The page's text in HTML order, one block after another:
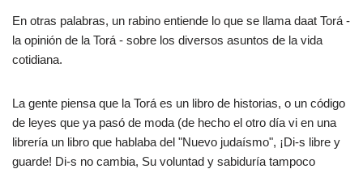
En otras palabras, un rabino entiende lo que se llama daat Torá -
la opinión de la Torá - sobre los diversos asuntos de la vida
cotidiana.
La gente piensa que la Torá es un libro de historias, o un código
de leyes que ya pasó de moda (de hecho el otro día vi en una
librería un libro que hablaba del "Nuevo judaísmo", ¡Di-s libre y
guarde! Di-s no cambia, Su voluntad y sabiduría tampoco